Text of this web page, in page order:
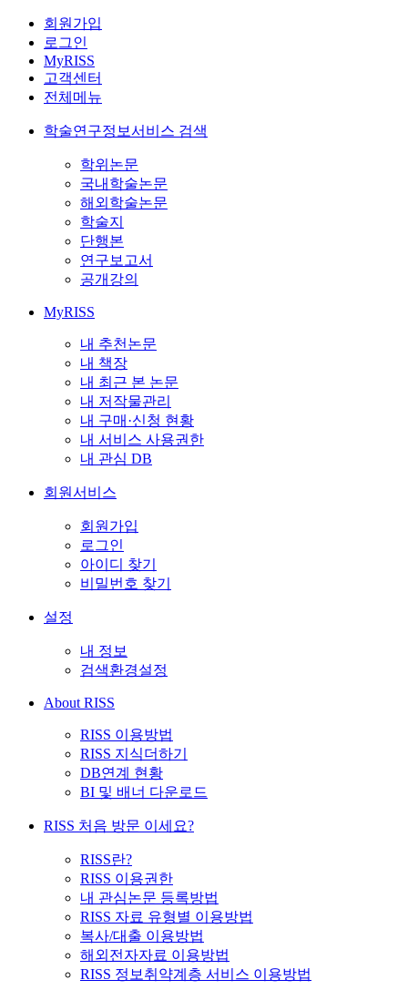
회원가입
로그인
MyRISS
고객센터
전체메뉴
학술연구정보서비스 검색
학위논문
국내학술논문
해외학술논문
학술지
단행본
연구보고서
공개강의
MyRISS
내 추천논문
내 책장
내 최근 본 논문
내 저작물관리
내 구매·신청 현황
내 서비스 사용권한
내 관심 DB
회원서비스
회원가입
로그인
아이디 찾기
비밀번호 찾기
설정
내 정보
검색환경설정
About RISS
RISS 이용방법
RISS 지식더하기
DB연계 현황
BI 및 배너 다운로드
RISS 처음 방문 이세요?
RISS란?
RISS 이용권한
내 관심논문 등록방법
RISS 자료 유형별 이용방법
복사/대출 이용방법
해외전자자료 이용방법
RISS 정보취약계층 서비스 이용방법